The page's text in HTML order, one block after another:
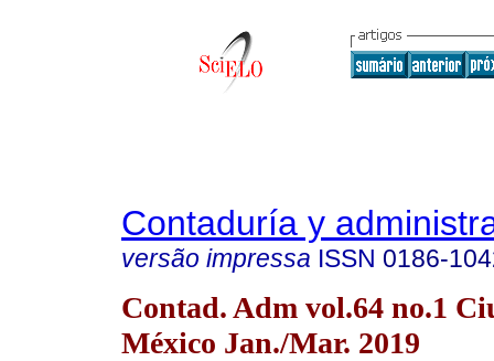
Contaduría y
versão impressa ISSN 0186-
Contad. Adm vol.64 no.1
México Jan./Mar. 2019